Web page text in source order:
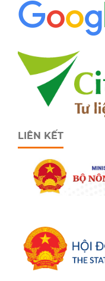
LIÊN KẾT